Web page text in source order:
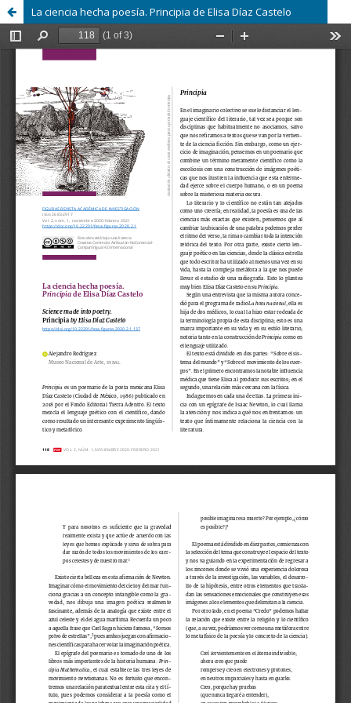
La ciencia hecha poesía. Principia de Elisa Díaz Castelo